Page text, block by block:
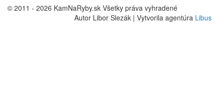
© 2011 - 2026 KamNaRyby.sk Všetky práva vyhradené
Autor Libor Slezák | Vytvorila agentúra Libus